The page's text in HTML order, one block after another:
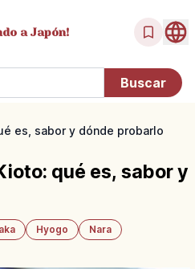
a Japón!
es, sabor y dónde probarlo
qué es, sabor y
Hyogo
Nara